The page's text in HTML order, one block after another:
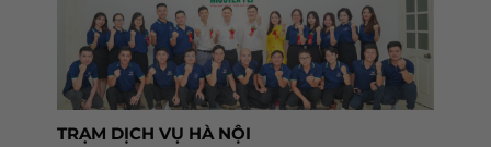
TRẠM DỊCH VỤ HÀ NỘI